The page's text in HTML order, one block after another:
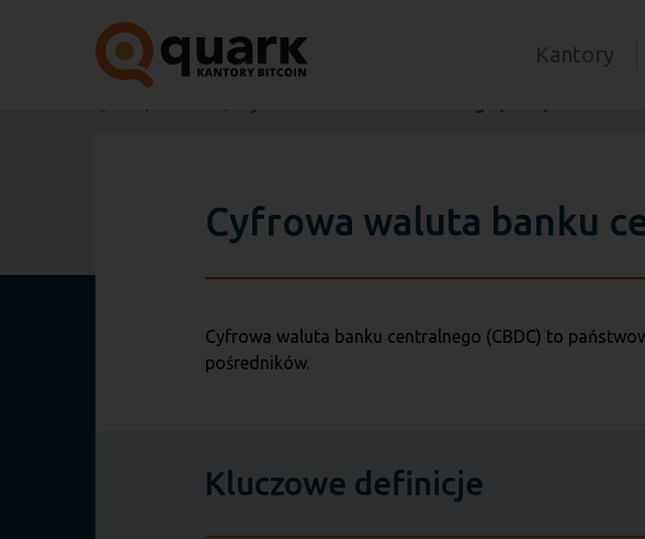
Kantory
Cyfrowa waluta banku
Cyfrowa waluta banku centralnego (CBDC) to
pośredników.
Kluczowe definicje